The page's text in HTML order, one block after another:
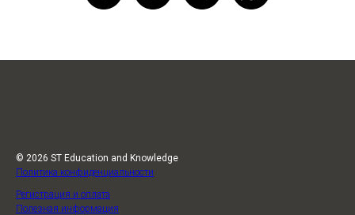
© 2026 ST Education and Knowledge
Политика конфиденциальности
Регистрация и оплата
Полезная информация